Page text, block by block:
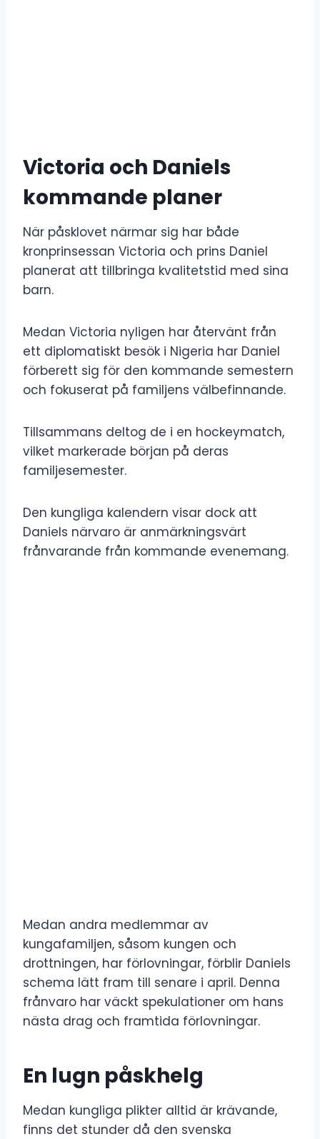
Victoria och Daniels
kommande planer
När påsklovet närmar sig har både
kronprinsessan Victoria och prins Daniel
planerat att tillbringa kvalitetstid med sina
barn.
Medan Victoria nyligen har återvänt från
ett diplomatiskt besök i Nigeria har Daniel
förberett sig för den kommande semestern
och fokuserat på familjens välbefinnande.
Tillsammans deltog de i en hockeymatch,
vilket markerade början på deras
familjesemester.
Den kungliga kalendern visar dock att
Daniels närvaro är anmärkningsvärt
frånvarande från kommande evenemang.
Medan andra medlemmar av
kungafamiljen, såsom kungen och
drottningen, har förlovningar, förblir Daniels
schema lätt fram till senare i april. Denna
frånvaro har väckt spekulationer om hans
nästa drag och framtida förlovningar.
En lugn påskhelg
Medan kungliga plikter alltid är krävande,
finns det stunder då den svenska